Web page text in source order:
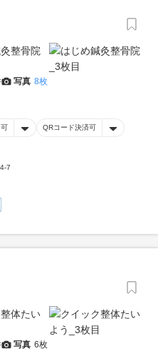
写真 8枚
QRコード決済可
7
写真 6枚